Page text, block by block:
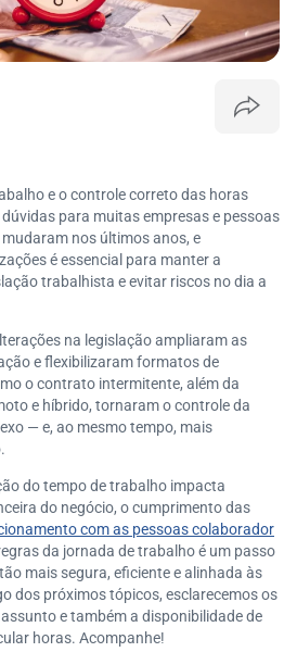
e o controle correto das horas
para muitas empresas e pessoas
nos últimos anos, e
é essencial para manter a
trabalhista e evitar riscos no dia a
na legislação ampliaram as
e flexibilizaram formatos de
o contrato intermitente, além da
e híbrido, tornaram o controle da
— e, ao mesmo tempo, mais
do tempo de trabalho impacta
do negócio, o cumprimento das
com as pessoas colaborador
da jornada de trabalho é um passo
mais segura, eficiente e alinhada às
dos próximos tópicos, esclarecemos os
e também a disponibilidade de
horas. Acompanhe!